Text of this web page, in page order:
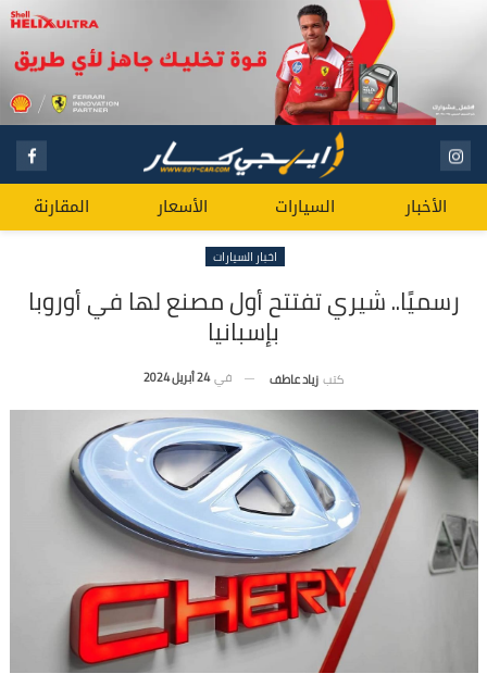
الأخبار السيارات الأسعار المقارنة
اخبار السيارات
رسميًا.. شيري تفتتح أول مصنع لها في أوروبا
بإسبانيا
كتب زياد عاطف في 24 أبريل 2024